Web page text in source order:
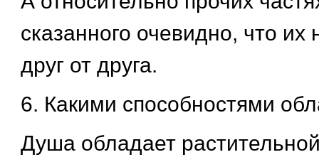
сказанного очевидно, что их
друг от друга.
6. Какими способностями
Душа обладает